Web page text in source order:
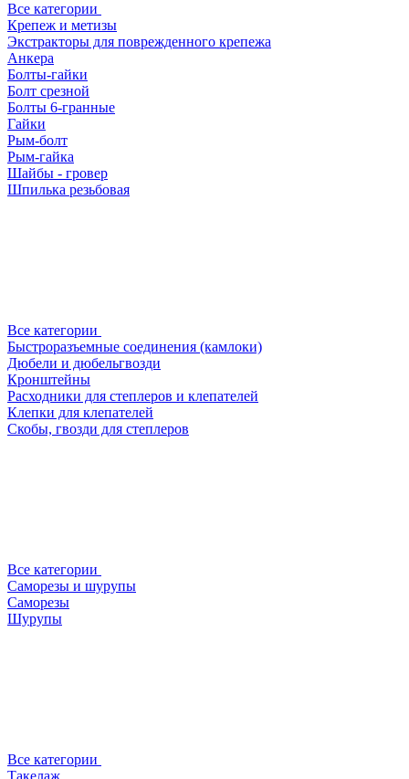
Все категории
Крепеж и метизы
Экстракторы для поврежденного крепежа
Анкера
Болты-гайки
Болт срезной
Болты 6-гранные
Гайки
Рым-болт
Рым-гайка
Шайбы - гровер
Шпилька резьбовая
Все категории
Быстроразъемные соединения (камлоки)
Дюбели и дюбельгвозди
Кронштейны
Расходники для степлеров и клепателей
Клепки для клепателей
Скобы, гвозди для степлеров
Все категории
Саморезы и шурупы
Саморезы
Шурупы
Все категории
Такелаж